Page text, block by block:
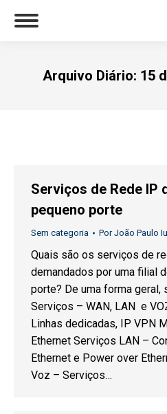
Arquivo Diário: 15
Serviços de Rede IP
pequeno porte
Sem categoria PorJoão Paulo
Quais são os serviços de
demandados por uma filial
porte? De uma forma geral,
Serviços – WAN, LAN e
Linhas dedicadas, IP VPN
Ethernet Serviços LAN –
Ethernet e Power over
Voz – Serviços…